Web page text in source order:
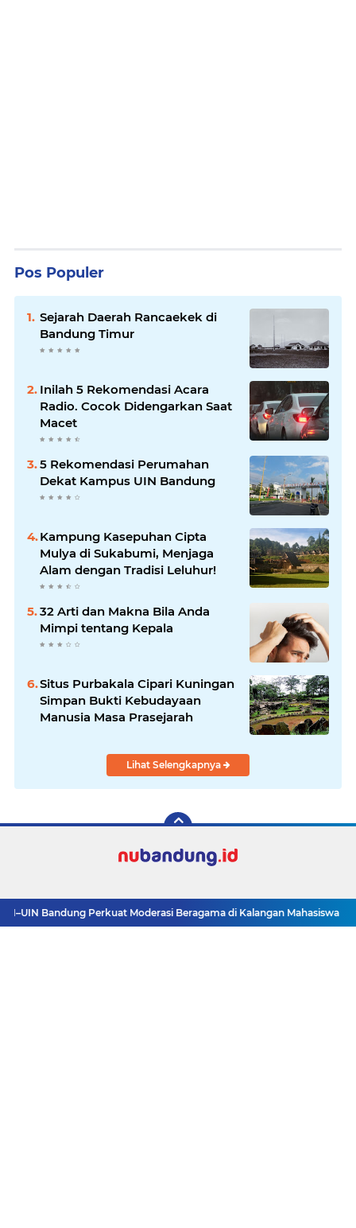
Pos Populer
Sejarah Daerah Rancaekek di
Bandung Timur
Inilah 5 Rekomendasi Acara
Radio. Cocok Didengarkan Saat
Macet
5 Rekomendasi Perumahan
Dekat Kampus UIN Bandung
Kampung Kasepuhan Cipta
Mulya di Sukabumi, Menjaga
Alam dengan Tradisi Leluhur!
32 Arti dan Makna Bila Anda
Mimpi tentang Kepala
Situs Purbakala Cipari Kuningan
Simpan Bukti Kebudayaan
Manusia Masa Prasejarah
Lihat Selengkapnya
Bandung Perkuat Moderasi Beragama di Kalangan Mahasiswa